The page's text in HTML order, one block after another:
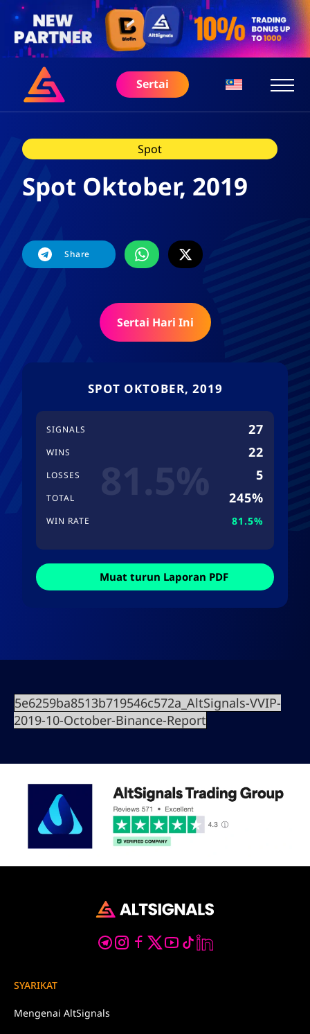
Sertai
Spot
Spot Oktober, 2019
Share
Sertai Hari Ini
SPOT OKTOBER, 2019
SIGNALS 27
WINS 22
LOSSES 5
TOTAL 245%
WIN RATE 81.5%
Muat turun Laporan PDF
5e6259ba8513b719546c572a_AltSignals-VVIP-
2019-10-October-Binance-Report
SYARIKAT
Mengenai AltSignals